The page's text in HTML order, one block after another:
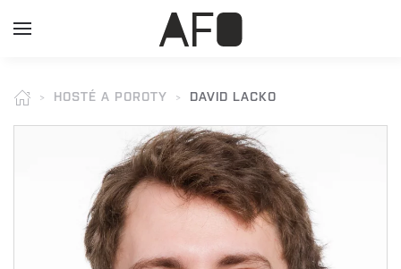
HOSTÉ A POROTY DAVID LACKO